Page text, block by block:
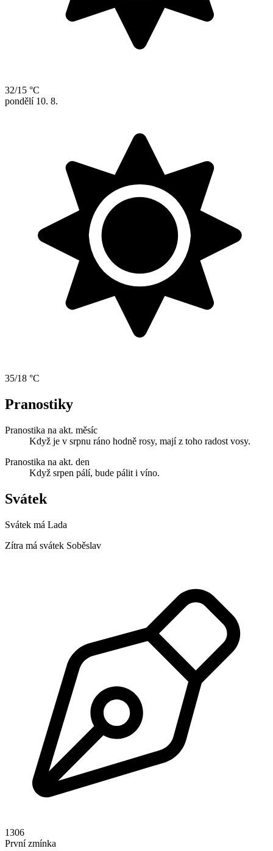
32/15 °C
pondělí 10. 8.
35/18 °C
Pranostiky
Pranostika na akt. měsíc
Když je v srpnu ráno hodně rosy, mají z toho radost vosy.
Pranostika na akt. den
Když srpen pálí, bude pálit i víno.
Svátek
Svátek má Lada
Zítra má svátek Soběslav
1306
První zmínka